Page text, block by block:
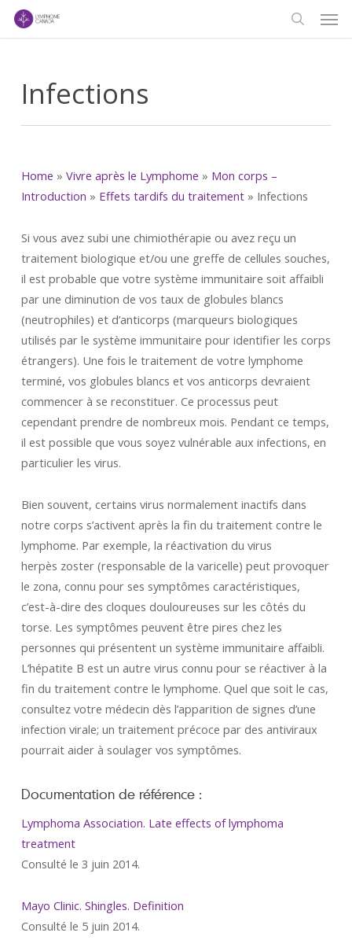
Skip
Infections
Home » Vivre après le Lymphome » Mon corps –
Introduction » Effets tardifs du traitement» Infections
Si vous avez subi une chimiothérapie ou avez reçu un
traitement biologique et/ou une greffe de cellules souches,
il est probable que votre système immunitaire soit affaibli
par une diminution de vos taux de globules blancs
(neutrophiles) et d’anticorps (marqueurs biologiques
utilisés par le système immunitaire pour identifier les corps
étrangers). Une fois le traitement de votre lymphome
terminé, vos globules blancs et vos anticorps devraient
commencer à se reconstituer. Ce processus peut
cependant prendre de nombreux mois. Pendant ce temps,
il est possible que vous soyez vulnérable aux infections, en
particulier les virus.
Bien souvent, certains virus normalement inactifs dans
notre corps s’activent après la fin du traitement contre le
lymphome. Par exemple, la réactivation du virus
herpès zoster (responsable de la varicelle) peut provoquer
le zona, connu pour ses symptômes caractéristiques,
c’est-à-dire des cloques douloureuses sur les côtés du
torse. Les symptômes peuvent être pires chez les
personnes qui présentent un système immunitaire affaibli.
L’hépatite B est un autre virus connu pour se réactiver à la
fin du traitement contre le lymphome. Quel que soit le cas,
consultez votre médecin dès l’apparition de signes d’une
infection virale; un traitement précoce par des antiviraux
pourrait aider à soulager vos symptômes.
Documentation de référence :
Lymphoma Association. Late effects of lymphoma
treatment
Consulté le 3 juin 2014.
Mayo Clinic. Shingles. Definition
Consulté le 5 juin 2014.